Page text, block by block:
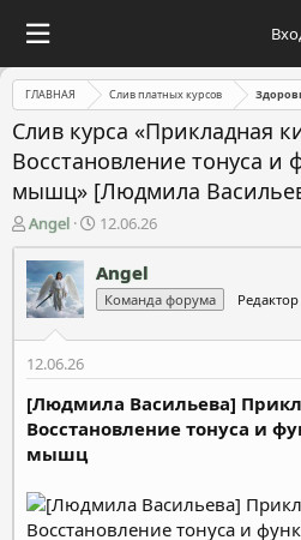
ГЛАВНАЯ Слив платных курсов
Слив курса «Прикладная
Восстановление тонуса и
мышц» [Людмила
А
в
т
о
р
м
ы
Angel
Д
а
т
а
н
а
а
12.06.26
Angel
Команда форума Редактор
12.06.26
[Людмила Васильева]
Восстановление тонуса и
мышц